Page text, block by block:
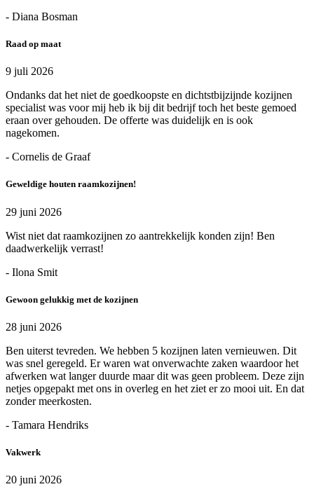
- Diana Bosman
Raad op maat
9 juli 2026
Ondanks dat het niet de goedkoopste en dichtstbijzijnde kozijnen
specialist was voor mij heb ik bij dit bedrijf toch het beste gemoed
eraan over gehouden. De offerte was duidelijk en is ook
nagekomen.
- Cornelis de Graaf
Geweldige houten raamkozijnen!
29 juni 2026
Wist niet dat raamkozijnen zo aantrekkelijk konden zijn! Ben
daadwerkelijk verrast!
- Ilona Smit
Gewoon gelukkig met de kozijnen
28 juni 2026
Ben uiterst tevreden. We hebben 5 kozijnen laten vernieuwen. Dit
was snel geregeld. Er waren wat onverwachte zaken waardoor het
afwerken wat langer duurde maar dit was geen probleem. Deze zijn
netjes opgepakt met ons in overleg en het ziet er zo mooi uit. En dat
zonder meerkosten.
- Tamara Hendriks
Vakwerk
20 juni 2026